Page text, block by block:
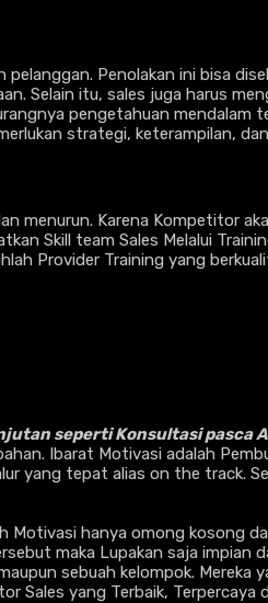
Penolakan ini bisa
Selain itu, sales juga harus
pengetahuan mendalam
strategi, keterampilan,
menurun. Karena Kompetitor
Skill team Sales Melalui
Provider Training yang
seperti Konsultasi pasca
Ibarat Motivasi adalah
yang tepat alias on the track.
Motivasi hanya omong kosong
maka Lupakan saja
sebuah kelompok. Mereka
Sales yang Terbaik, Terpercaya